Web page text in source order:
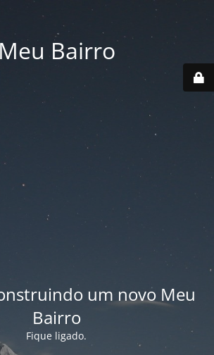
Meu Bairro
um novo Meu
Bairro
Fique ligado.